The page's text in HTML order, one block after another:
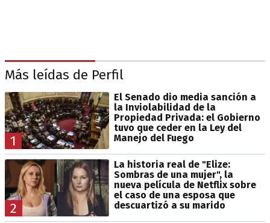
Más leídas de Perfil
1
El Senado dio media sanción a
la Inviolabilidad de la
Propiedad Privada: el Gobierno
tuvo que ceder en la Ley del
Manejo del Fuego
2
La historia real de "Elize:
Sombras de una mujer", la
nueva película de Netflix sobre
el caso de una esposa que
descuartizó a su marido